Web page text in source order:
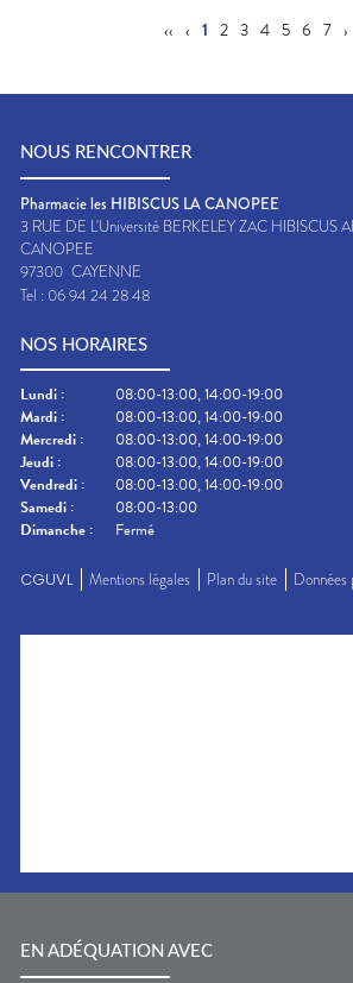
‹‹ ‹ 1 2 3 4 5 6 7 ›
NOUS RENCONTRER
Pharmacie les HIBISCUS LA CANOPEE
3 RUE DE L'Université BERKELEY ZAC HIBISCUS
CANOPEE
97300 CAYENNE
Tel : 06 94 24 28 48
NOS HORAIRES
Lundi :
08:00-13:00, 14:00-19:00
Mardi :
08:00-13:00, 14:00-19:00
Mercredi :
08:00-13:00, 14:00-19:00
Jeudi :
08:00-13:00, 14:00-19:00
Vendredi :
08:00-13:00, 14:00-19:00
Samedi :
08:00-13:00
Dimanche : Fermé
CGUVL Mentions légales Plan du site Données
EN ADÉQUATION AVEC